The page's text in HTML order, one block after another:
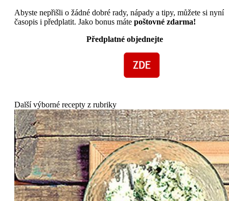
Abyste nepřišli o žádné dobré rady, nápady a tipy, můžete si nyní
časopis i předplatit. Jako bonus máte poštovné zdarma!
Předplatné objednejte
Další výborné recepty z rubriky